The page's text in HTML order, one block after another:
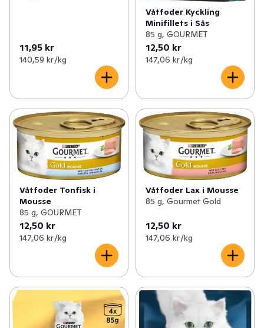
11,95 kr
140,59 kr /kg
Våtfoder Kyckling
Minifillets i Sås
85 g, GOURMET
12,50 kr
147,06 kr /kg
Våtfoder Tonfisk i
Mousse
85 g, GOURMET
12,50 kr
147,06 kr /kg
Våtfoder Lax i Mousse
85 g, Gourmet Gold
12,50 kr
147,06 kr /kg